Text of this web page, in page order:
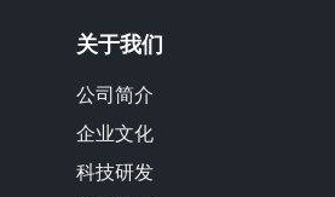
关于我们
公司简介
企业文化
科技研发